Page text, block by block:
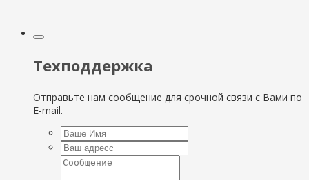
Техподдержка
Отправьте нам сообщение для срочной связи с Вами по
E-mail.